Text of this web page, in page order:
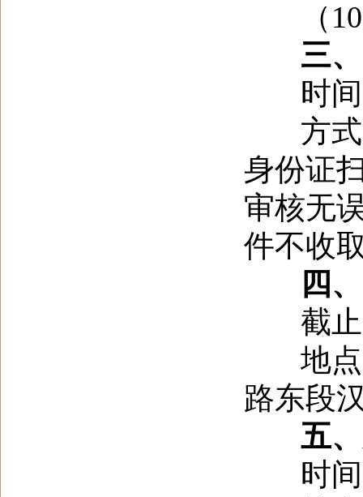
（ 10
三、
时间
方式
身份证
审核无
件不收
四、
截止
地点
路东段
五、
时间